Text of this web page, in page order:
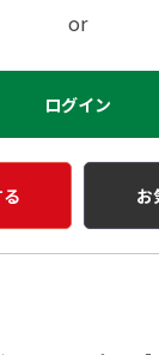
or
ログイン
お